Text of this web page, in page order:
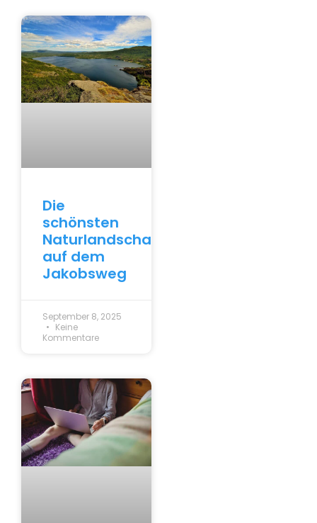
Die
schönsten
Naturlandschaften
auf dem
Jakobsweg
September 8, 2025
Keine
Kommentare